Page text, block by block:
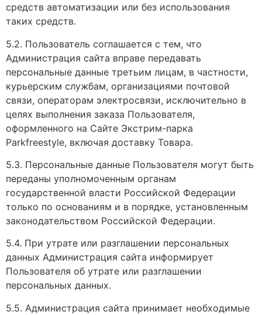
средств автоматизации или без использования
таких средств.
5.2. Пользователь соглашается с тем, что
Администрация сайта вправе передавать
персональные данные третьим лицам, в частности,
курьерским службам, организациями почтовой
связи, операторам электросвязи, исключительно в
целях выполнения заказа Пользователя,
оформленного на Сайте Экстрим-парка
Parkfreestyle, включая доставку Товара.
5.3. Персональные данные Пользователя могут быть
переданы уполномоченным органам
государственной власти Российской Федерации
только по основаниям и в порядке, установленным
законодательством Российской Федерации.
5.4. При утрате или разглашении персональных
данных Администрация сайта информирует
Пользователя об утрате или разглашении
персональных данных.
5.5. Администрация сайта принимает необходимые